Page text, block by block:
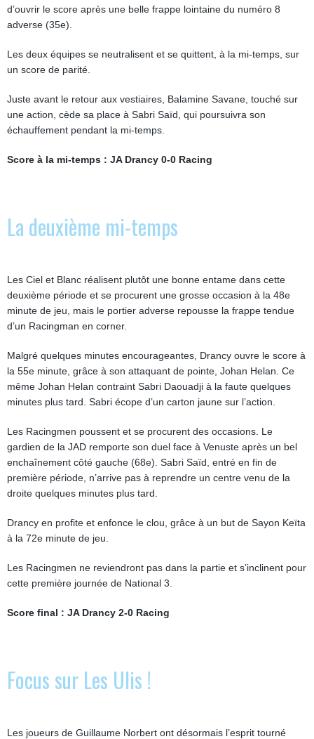
d’ouvrir le score après une belle frappe lointaine du numéro 8
adverse (35e).
Les deux équipes se neutralisent et se quittent, à la mi-temps, sur
un score de parité.
Juste avant le retour aux vestiaires, Balamine Savane, touché sur
une action, cède sa place à Sabri Saïd, qui poursuivra son
échauffement pendant la mi-temps.
Score à la mi-temps : JA Drancy 0-0 Racing
La deuxième mi-temps
Les Ciel et Blanc réalisent plutôt une bonne entame dans cette
deuxième période et se procurent une grosse occasion à la 48e
minute de jeu, mais le portier adverse repousse la frappe tendue
d’un Racingman en corner.
Malgré quelques minutes encourageantes, Drancy ouvre le score à
la 55e minute, grâce à son attaquant de pointe, Johan Helan. Ce
même Johan Helan contraint Sabri Daouadji à la faute quelques
minutes plus tard. Sabri écope d’un carton jaune sur l’action.
Les Racingmen poussent et se procurent des occasions. Le
gardien de la JAD remporte son duel face à Venuste après un bel
enchaînement côté gauche (68e). Sabri Saïd, entré en fin de
première période, n’arrive pas à reprendre un centre venu de la
droite quelques minutes plus tard.
Drancy en profite et enfonce le clou, grâce à un but de Sayon Keïta
à la 72e minute de jeu.
Les Racingmen ne reviendront pas dans la partie et s’inclinent pour
cette première journée de National 3.
Score final : JA Drancy 2-0 Racing
Focus sur Les Ulis !
Les joueurs de Guillaume Norbert ont désormais l’esprit tourné